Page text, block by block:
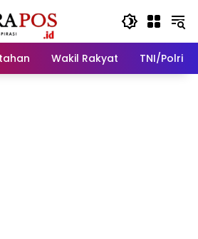
Wakil Rakyat TNI/Polri